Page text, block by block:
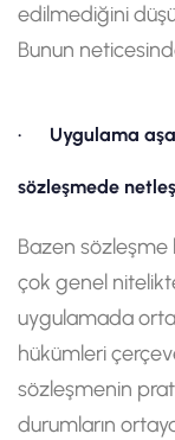
edilmediğini
Bunun
· Uygulama
sözleşmede
Bazen sözleşme
çok genel
uygulamada
hükümleri
sözleşmenin
durumların